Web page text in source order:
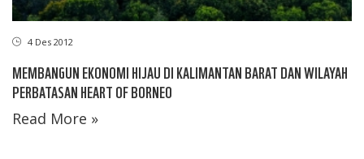
4 Des 2012
MEMBANGUN EKONOMI HIJAU DI KALIMANTAN BARAT DAN WILAYAH
PERBATASAN HEART OF BORNEO
Read More »